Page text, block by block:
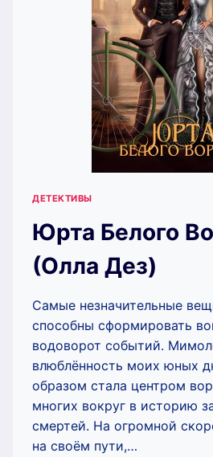
ДЕТЕКТИВЫ
Юрта Белого
(Олла Дез)
Самые незначительные
способны сформировать
водоворот событий.
влюблённость моих юных
образом стала центром
многих вокруг в историю
смертей. На огромной
на своём пути,…